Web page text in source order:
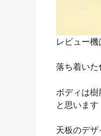
レビュー
落ち着いた
ボディは
と思います
天板のデ